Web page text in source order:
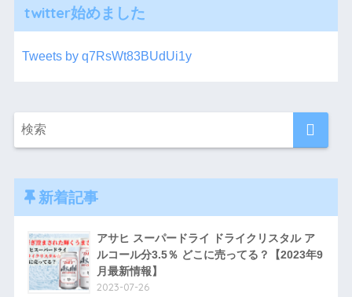
twitter始めました
Tweets by q7RsWt83BUdUi1y
新着記事
アサヒ スーパードライ ドライクリスタル ア
ルコール分3.5％ どこに売ってる？【2023年9
月最新情報】
2023-07-26